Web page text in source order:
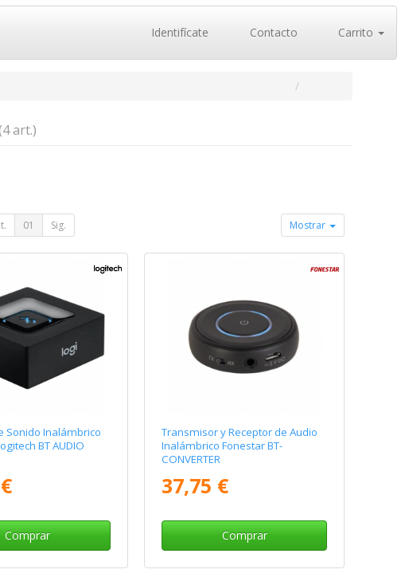
Identifícate Contacto Carrito
art.)
01 Sig. Mostrar
Sonido Inalámbrico
BT AUDIO
Comprar
Transmisor y Receptor de Audio
Inalámbrico Fonestar BT-
CONVERTER
37,75 €
Comprar